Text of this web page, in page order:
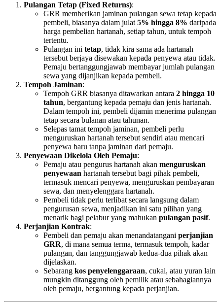
Pulangan Tetap (Fixed Returns):
GRR memberikan jaminan pulangan sewa tetap kepada
pembeli, biasanya dalam julat 5% hingga 8% daripada
harga pembelian hartanah, setiap tahun, untuk tempoh
tertentu.
Pulangan ini tetap, tidak kira sama ada hartanah
tersebut berjaya disewakan kepada penyewa atau tidak.
Pemaju bertanggungjawab membayar jumlah pulangan
sewa yang dijanjikan kepada pembeli.
Tempoh Jaminan:
Tempoh GRR biasanya ditawarkan antara 2 hingga 10
tahun, bergantung kepada pemaju dan jenis hartanah.
Dalam tempoh ini, pembeli dijamin menerima pulangan
tetap secara bulanan atau tahunan.
Selepas tamat tempoh jaminan, pembeli perlu
menguruskan hartanah tersebut sendiri atau mencari
penyewa baru tanpa jaminan dari pemaju.
Penyewaan Dikelola Oleh Pemaju:
Pemaju atau pengurus hartanah akan menguruskan
penyewaan hartanah tersebut bagi pihak pembeli,
termasuk mencari penyewa, menguruskan pembayaran
sewa, dan menyelenggara hartanah.
Pembeli tidak perlu terlibat secara langsung dalam
pengurusan sewa, menjadikan ini satu pilihan yang
menarik bagi pelabur yang mahukan pulangan pasif.
Perjanjian Kontrak:
Pembeli dan pemaju akan menandatangani perjanjian
GRR, di mana semua terma, termasuk tempoh, kadar
pulangan, dan tanggungjawab kedua-dua pihak akan
dijelaskan.
Sebarang kos penyelenggaraan, cukai, atau yuran lain
mungkin ditanggung oleh pemilik atau sebahagiannya
oleh pemaju, bergantung kepada perjanjian.